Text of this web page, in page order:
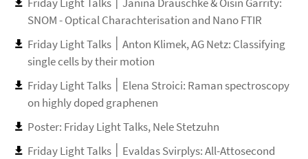
SNOM - Optical Charachterisation and Nano FTIR
Friday Light Talks ׀ Anton Klimek, AG Netz: Classifying
single cells by their motion
Friday Light Talks ׀ Elena Stroici: Raman spectroscopy
on highly doped graphenen
Poster: Friday Light Talks, Nele Stetzuhn
Friday Light Talks ׀ Evaldas Svirplys: All-Attosecond